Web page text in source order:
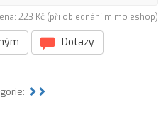
223 Kč (při objednání mimo eshop)
Dotazy